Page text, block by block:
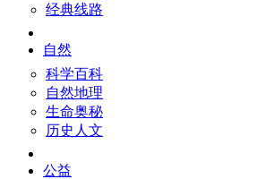
经典线路
自然
科学百科
自然地理
生命奥秘
历史人文
公益